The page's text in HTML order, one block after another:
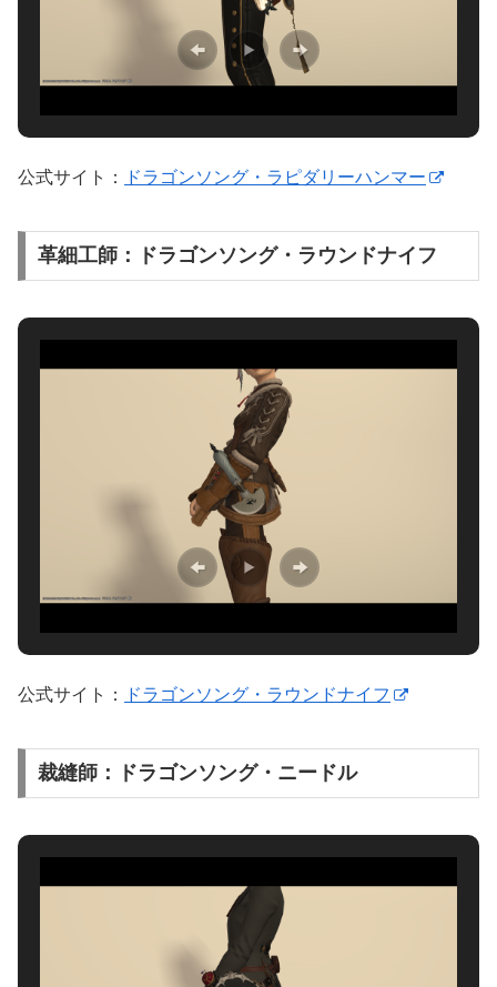
公式サイト： ドラゴンソング・ラピダリーハンマー
革細工師：ドラゴンソング・ラウンドナイフ
公式サイト： ドラゴンソング・ラウンドナイフ
裁縫師：ドラゴンソング・ニードル